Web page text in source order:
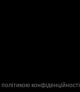
політикою конфіденційності